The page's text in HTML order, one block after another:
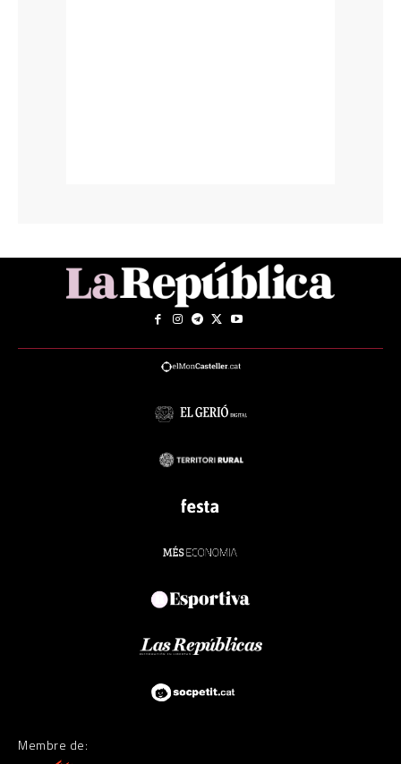
Membre de: